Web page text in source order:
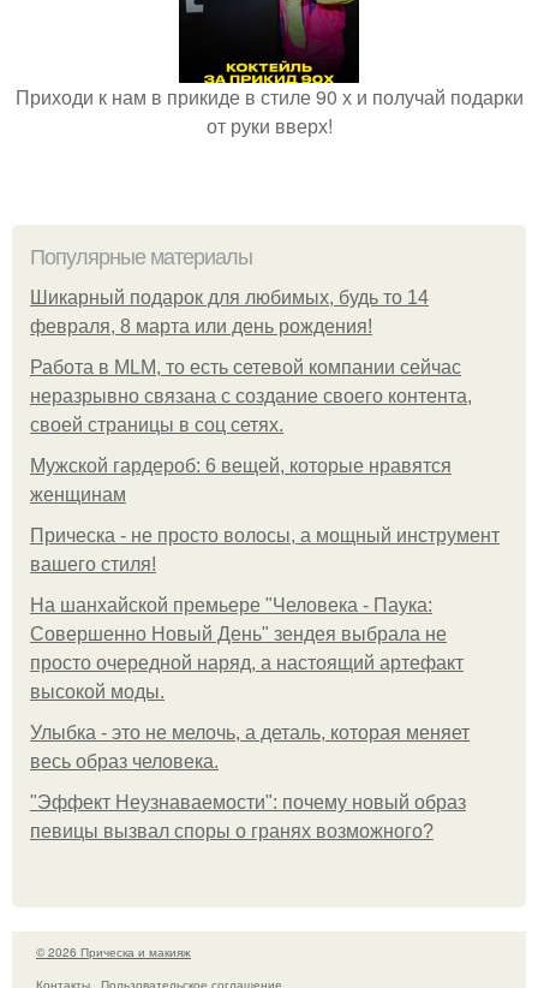
Приходи к нам в прикиде в стиле 90 х и получай подарки
от руки вверх!
Популярные материалы
Шикарный подарок для любимых, будь то 14
февраля, 8 марта или день рождения!
Работа в MLM, то есть сетевой компании сейчас
неразрывно связана с создание своего контента,
своей страницы в соц сетях.
Мужской гардероб: 6 вещей, которые нравятся
женщинам
Прическа - не просто волосы, а мощный инструмент
вашего стиля!
На шанхайской премьере "Человека - Паука:
Совершенно Новый День" зендея выбрала не
просто очередной наряд, а настоящий артефакт
высокой моды.
Улыбка - это не мелочь, а деталь, которая меняет
весь образ человека.
"Эффект Неузнаваемости": почему новый образ
певицы вызвал споры о гранях возможного?
© 2026 Прическа и макияж
Контакты
Пользовательское соглашение